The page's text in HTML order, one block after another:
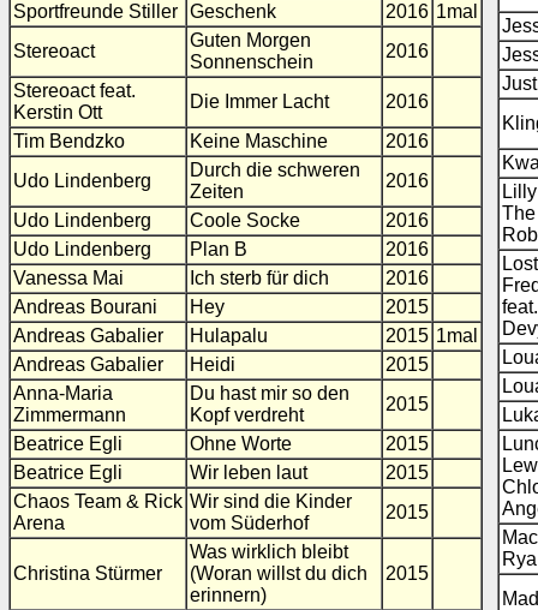
Sportfreunde Stiller Geschenk 2016 1mal
Stereoact
Guten Morgen
Sonnenschein
2016
Stereoact feat.
Kerstin Ott
Die Immer Lacht
2016
Tim Bendzko
Keine Maschine
2016
Udo Lindenberg
Durch die schweren
Zeiten
2016
Udo Lindenberg
Coole Socke
2016
Udo Lindenberg
Plan B
2016
Vanessa Mai
Ich sterb für dich
2016
Andreas Bourani
Hey
2015
Andreas Gabalier
Hulapalu 2015 1mal
Andreas Gabalier
Heidi
2015
Anna-Maria
Zimmermann
Du hast mir so den
Kopf verdreht
2015
Beatrice Egli
Ohne Worte
2015
Beatrice Egli
Wir leben laut
2015
Chaos Team & Rick
Arena
Wir sind die Kinder
vom Süderhof
2015
Christina Stürmer
Was wirklich bleibt
(Woran willst du dich
erinnern)
2015
Lost